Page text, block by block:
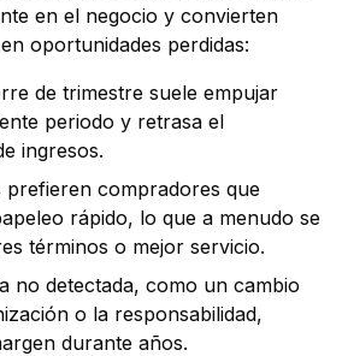
en el negocio y convierten
oportunidades perdidas:
de trimestre suele empujar
periodo y retrasa el
ingresos.
prefieren compradores que
rápido, lo que a menudo se
términos o mejor servicio.
no detectada, como un cambio
o la responsabilidad,
durante años.